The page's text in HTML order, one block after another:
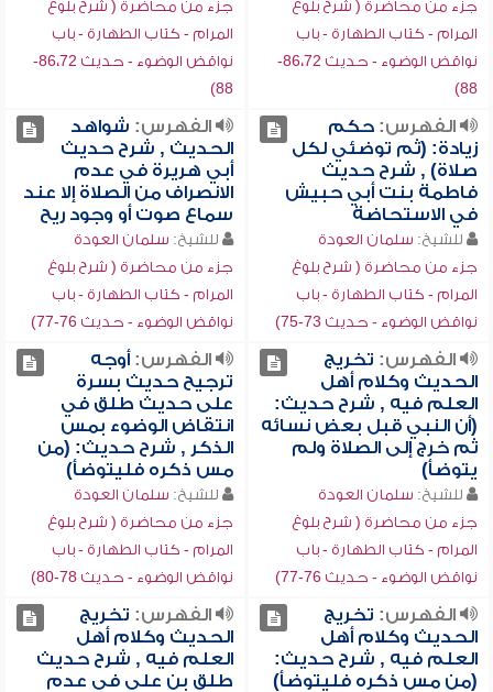
جزء من محاضرة ( شرح بلوغ
المرام - كتاب الطهارة - باب
نواقض الوضوء - حديث 86،72-
88)
جزء من محاضرة ( شرح بلوغ
المرام - كتاب الطهارة - باب
نواقض الوضوء - حديث 86،72-
88)
الفهرس:حكم
زيادة: (ثم توضئي لكل
صلاة) , شرح حديث
فاطمة بنت أبي حبيش
في الاستحاضة
للشيخ: سلمان العودة
جزء من محاضرة ( شرح بلوغ
المرام - كتاب الطهارة - باب
نواقض الوضوء - حديث 73-75)
الفهرس: شواهد
الحديث , شرح حديث
أبي هريرة في عدم
الانصراف من الصلاة إلا عند
سماع صوت أو وجود ريح
للشيخ: سلمان العودة
جزء من محاضرة ( شرح بلوغ
المرام - كتاب الطهارة - باب
نواقض الوضوء - حديث 76-77)
الفهرس: تخريج
الحديث وكلام أهل
العلم فيه , شرح حديث:
(أن النبي قبل بعض نسائه
ثم خرج إلى الصلاة ولم
يتوضأ)
للشيخ: سلمان العودة
جزء من محاضرة ( شرح بلوغ
المرام - كتاب الطهارة - باب
نواقض الوضوء - حديث 76-77)
الفهرس:أوجه
ترجيح حديث بسرة
على حديث طلق في
انتقاض الوضوء بمس
الذكر , شرح حديث: (من
مس ذكره فليتوضأ)
للشيخ: سلمان العودة
جزء من محاضرة ( شرح بلوغ
المرام - كتاب الطهارة - باب
نواقض الوضوء - حديث 78-80)
الفهرس: تخريج
الحديث وكلام أهل
العلم فيه , شرح حديث:
(من مس ذكره فليتوضأ)
الفهرس: تخريج
الحديث وكلام أهل
العلم فيه , شرح حديث
طلق بن علي في عدم